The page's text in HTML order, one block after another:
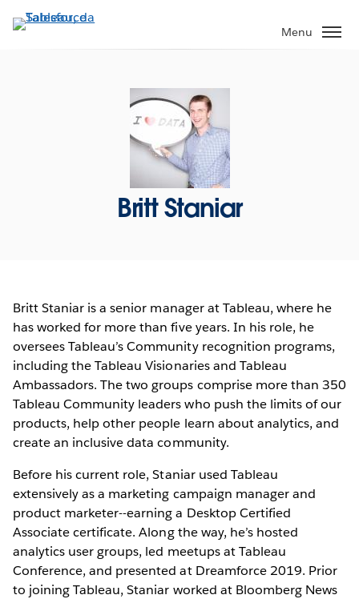
Passa
Menu
Britt Staniar
Britt Staniar is a senior manager at Tableau, where he
has worked for more than five years. In his role, he
oversees Tableau’s Community recognition programs,
including the Tableau Visionaries and Tableau
Ambassadors. The two groups comprise more than 350
Tableau Community leaders who push the limits of our
products, help other people learn about analytics, and
create an inclusive data community.
Before his current role, Staniar used Tableau
extensively as a marketing campaign manager and
product marketer--earning a Desktop Certified
Associate certificate. Along the way, he’s hosted
analytics user groups, led meetups at Tableau
Conference, and presented at Dreamforce 2019. Prior
to joining Tableau, Staniar worked at Bloomberg News